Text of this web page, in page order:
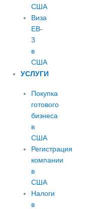
США
Виза
EB-
3
в
США
УСЛУГИ
Покупка
готового
бизнеса
в
США
Регистрация
компании
в
США
Налоги
в